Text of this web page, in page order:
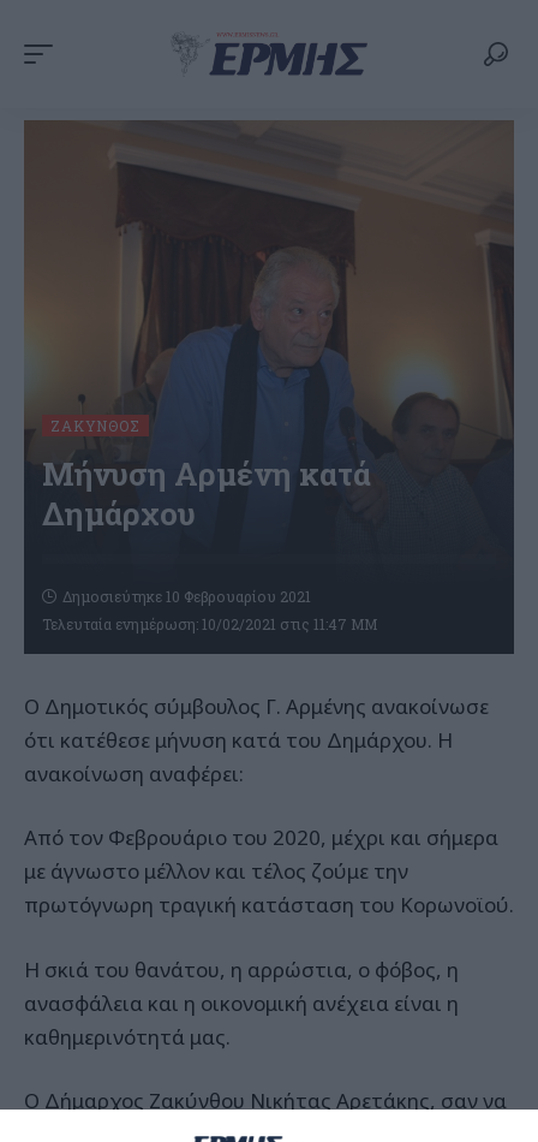
ΖΆΚΥΝΘΟΣ
Μήνυση Αρμένη κατά
Δημάρχου
Τελευταία ενημέρωση: 10/02/2021 στις 11:47 ΜΜ
Δημοσιεύτηκε 10 Φεβρουαρίου 2021
Ο Δημοτικός σύμβουλος Γ. Αρμένης ανακοίνωσε
ότι κατέθεσε μήνυση κατά του Δημάρχου. Η
ανακοίνωση αναφέρει:
Από τον Φεβρουάριο του 2020, μέχρι και σήμερα
με άγνωστο μέλλον και τέλος ζούμε την
πρωτόγνωρη τραγική κατάσταση του Κορωνοϊού.
Η σκιά του θανάτου, η αρρώστια, ο φόβος, η
ανασφάλεια και η οικονομική ανέχεια είναι η
καθημερινότητά μας.
Ο Δήμαρχος Ζακύνθου Νικήτας Αρετάκης, σαν να
ζει σε άλλο πλανήτη, είναι ο μεγάλος απών στην